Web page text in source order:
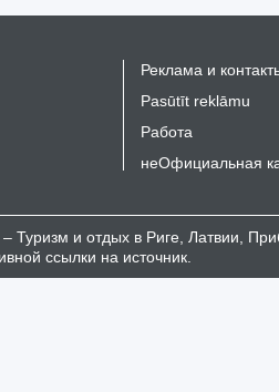
Реклама и
Pasūtīt reklāmu
Работа
неОфициальная
Туризм и отдых в Риге, Латвии,
ссылки на источник.